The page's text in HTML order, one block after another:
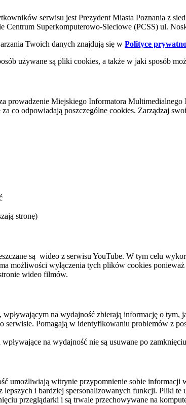
serwisu jest Prezydent Miasta Poznania z
Centrum Superkomputerowo-Sieciowe (PCSS) ul.
Twoich danych znajdują się w Polityce
używane są pliki cookies, a także w jaki sposób
prowadzenie Miejskiego Informatora
co odpowiadają poszczególne cookies. Zarządzaj
stronę)
są wideo z serwisu YouTube. W tym celu
możliwości wyłączenia tych plików cookies
wideo filmów.
na wydajność zbierają informację o
serwisie. Pomagają w identyfikowaniu problemów z
na wydajność nie są usuwane po
umożliwiają witrynie przypomnienie sobie
lepszych i bardziej spersonalizowanych funkcji. Pliki
przeglądarki i są trwale przechowywane na